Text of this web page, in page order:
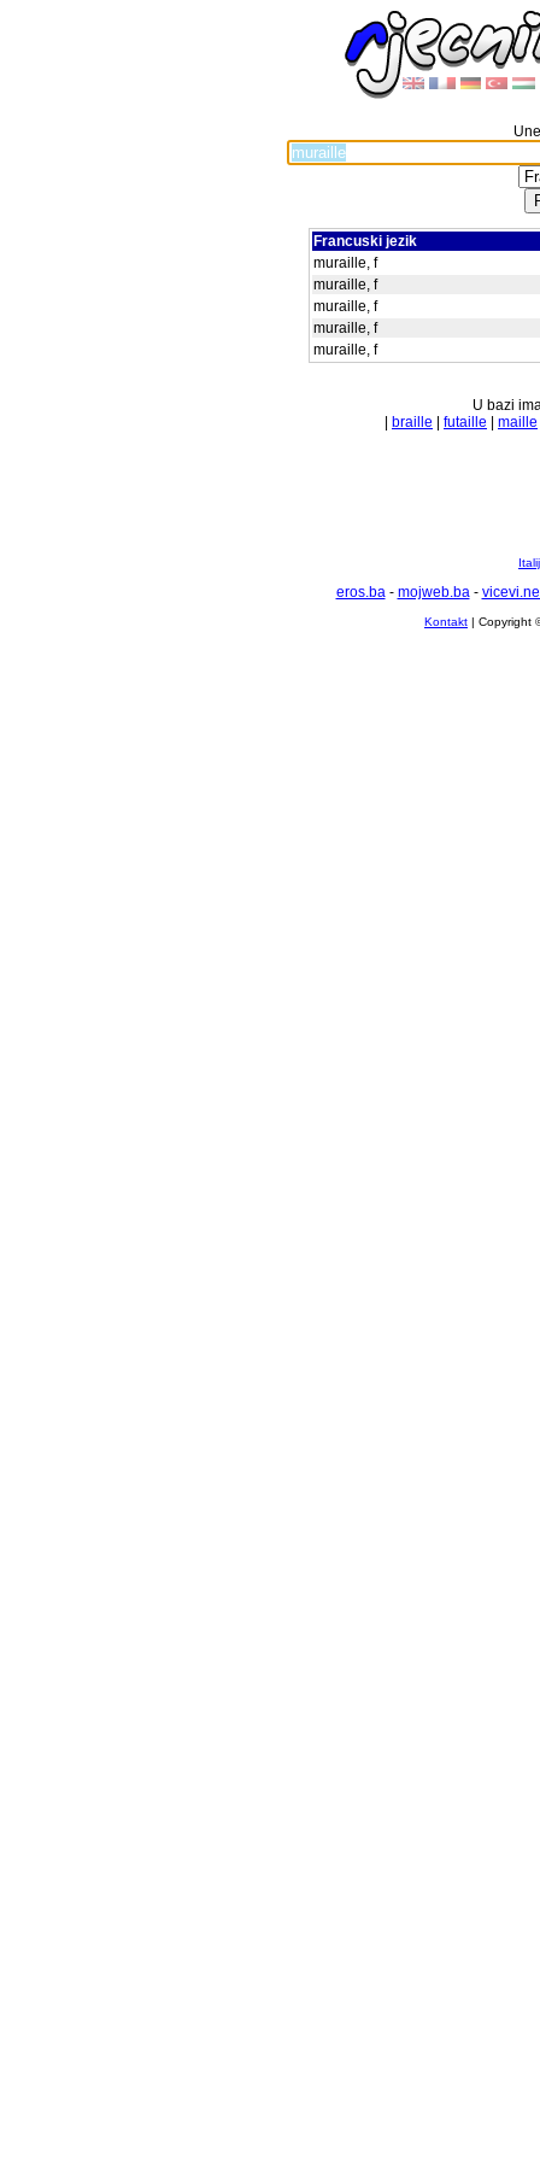
Francuski jezik
muraille, f
muraille, f
muraille, f
muraille, f
muraille, f
U bazi
braille futaille maille
eros.ba- mojweb.ba-
Kontakt | Copyright